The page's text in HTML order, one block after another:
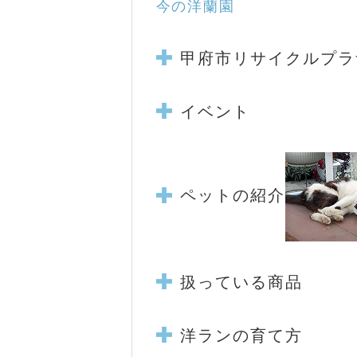
今の洋蘭園
甲府市リサイクルプ
イベント
ペットの紹介
扱っている商品
洋ランの育て方